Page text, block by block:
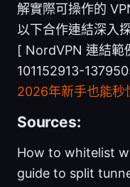
解實際可操作的
以下合作連結深入
[ NordVPN 連結
101152913-
2026年新手也能秒
Sources:
How to whitelist
guide to split